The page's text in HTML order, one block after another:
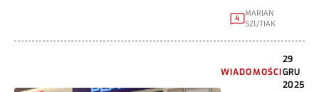
4
MARIAN
SZUTIAK
WIADOMOŚCI
29
GRU
2025